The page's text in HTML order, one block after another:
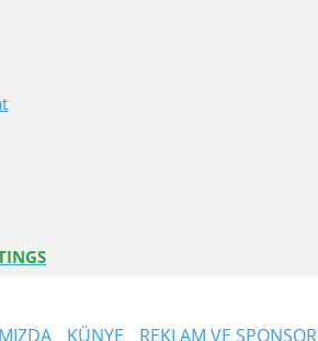
KÜNYE REKLAM VE